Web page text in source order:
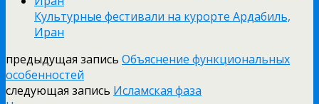
Культурные фестивали на курорте Ардабиль,
Иран
предыдущая запись Объяснение функциональных
особенностей
следующая запись Исламская фаза